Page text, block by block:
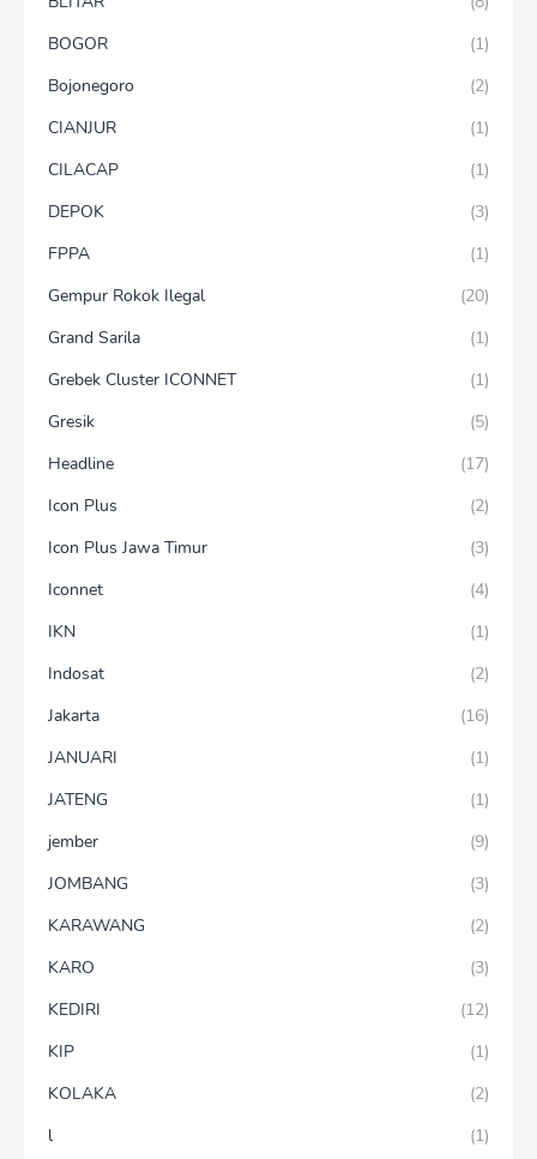
BOGOR
(1)
Bojonegoro
(2)
CIANJUR
(1)
CILACAP
(1)
DEPOK
(3)
FPPA
(1)
Gempur Rokok Ilegal
(20)
Grand Sarila
(1)
Grebek Cluster ICONNET
(1)
Gresik
(5)
Headline
(17)
Icon Plus
(2)
Icon Plus Jawa Timur
(3)
Iconnet
(4)
IKN
(1)
Indosat
(2)
Jakarta
(16)
JANUARI
(1)
JATENG
(1)
jember
(9)
JOMBANG
(3)
KARAWANG
(2)
KARO
(3)
KEDIRI
(12)
KIP
(1)
KOLAKA
(2)
l
(1)